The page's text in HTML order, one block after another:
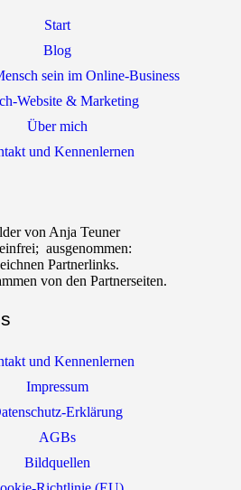
Start
Blog
sein im Online-Business
Website & Marketing
Über mich
und Kennenlernen
von Anja Teuner
ausgenommen:
Partnerlinks.
von den Partnerseiten.
und Kennenlernen
Impressum
Erklärung
AGBs
Bildquellen